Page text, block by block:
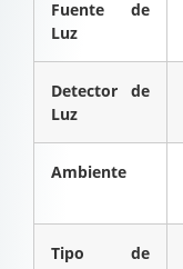
Fuente de
Luz
Detector de
Luz
Ambiente
Tipo de